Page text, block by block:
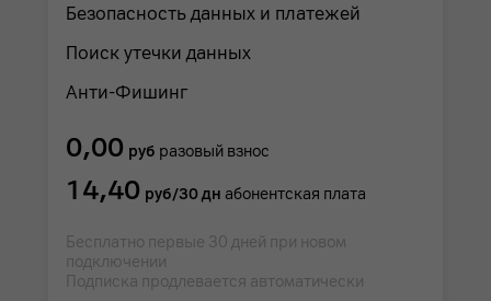
Безопасность данных и платежей
Поиск утечки данных
Анти-Фишинг
0,00 руб разовый взнос
14,40 руб/30 дн абонентская плата
Бесплатно первые 30 дней при новом
подключении
Подписка продлевается автоматически